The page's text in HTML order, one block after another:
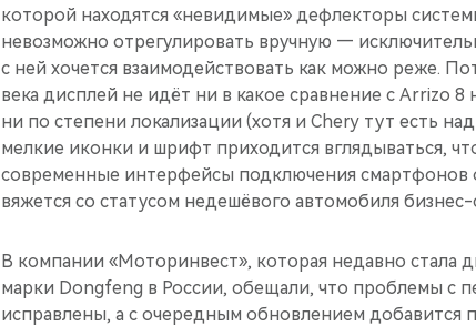
которой находятся «невидимые» дефлекторы
невозможно отрегулировать вручную —
с ней хочется взаимодействовать как можно реже.
века дисплей не идёт ни в какое сравнение с Arrizo
ни по степени локализации (хотя и Chery тут есть
мелкие иконки и шрифт приходится вглядываться,
современные интерфейсы подключения смартфонов
вяжется со статусом недешёвого автомобиля бизнес-
В компании «Моторинвест», которая недавно стала
марки Dongfeng в России, обещали, что проблемы с
исправлены, а с очередным обновлением добавится